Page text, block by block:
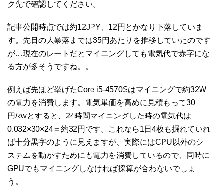
ク先で確認してください。
記事公開時点では約12JPY、12円とかなり下落していま
す。先日の大暴落までは35円あたりを推移していたのです
が…現在のレートだとマイニングしても電気代で赤字にな
る方が多そうですね。。
例えば先ほど挙げたCore i5-4570Sはマイニングで約32W
の電力を消費します。電気単価を高めに見積もって30
円/kwとすると、24時間マイニングした時の電気代は
0.032×30×24＝約32円です。これなら1日4枚も掘れていれ
ば十分黒字のように見えますが、実際にはCPU以外のシ
ステムを動かすためにも電力を消費しているので、同時に
GPUでもマイニングしなければ採算が合わないでしょ
う。